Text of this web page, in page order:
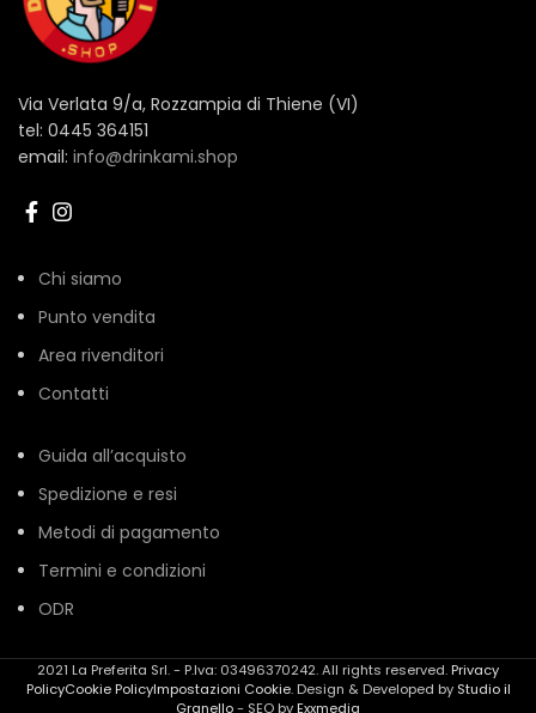
Via Verlata 9/a, Rozzampia di Thiene (VI)
tel: 0445 364151
email: info@drinkami.shop
Chi siamo
Punto vendita
Area rivenditori
Contatti
Guida all’acquisto
Spedizione e resi
Metodi di pagamento
Termini e condizioni
ODR
2021 La Preferita Srl. - P.Iva: 03496370242. All rights reserved.Privacy
PolicyCookie PolicyImpostazioni Cookie. Design & Developed by Studio il
Granello- SEO byExxmedia